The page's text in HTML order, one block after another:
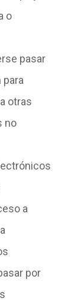
o
pasar
para
otras
no
a
por